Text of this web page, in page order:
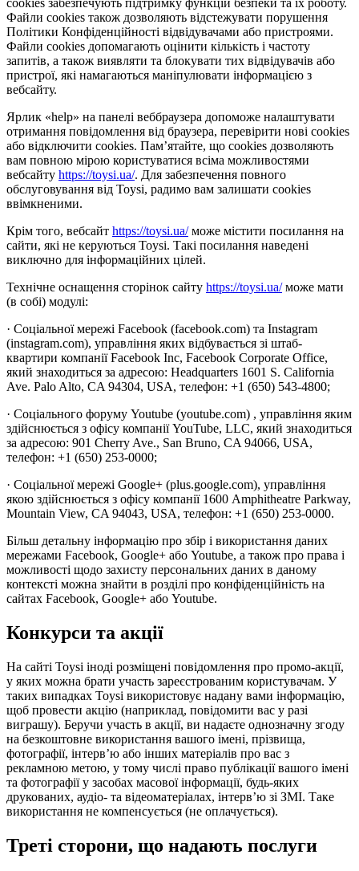
Файли cookies також дозволяють відстежувати порушення
Політики Конфіденційності відвідувачами або пристроями.
Файли cookies допомагають оцінити кількість і частоту
запитів, а також виявляти та блокувати тих відвідувачів або
пристрої, які намагаються маніпулювати інформацією з
вебсайту.
Ярлик «help» на панелі веббраузера допоможе налаштувати
отримання повідомлення від браузера, перевірити нові cookies
або відключити cookies. Пам’ятайте, що cookies дозволяють
вам повною мірою користуватися всіма можливостями
вебсайту https://toysi.ua/. Для забезпечення повного
обслуговування від Toysi, радимо вам залишати cookies
ввімкненими.
Крім того, вебсайт https://toysi.ua/може містити посилання на
сайти, які не керуються Toysi. Такі посилання наведені
виключно для інформаційних цілей.
Технічне оснащення сторінок сайту https://toysi.ua/може мати
(в собі) модулі:
· Соціальної мережі Facebook (facebook.com) та Instagram
(instagram.com), управління яких відбувається зі штаб-
квартири компанії Facebook Inc, Facebook Corporate Office,
який знаходиться за адресою: Headquarters 1601 S. California
Ave. Palo Alto, CA 94304, USA, телефон: +1 (650) 543-4800;
· Соціального форуму Youtube (youtube.com) , управління яким
здійснюється з офісу компанії YouTube, LLC, який знаходиться
за адресою: 901 Cherry Ave., San Bruno, CA 94066, USA,
телефон: +1 (650) 253-0000;
· Соціальної мережі Google+ (plus.google.com), управління
якою здійснюється з офісу компанії 1600 Amphitheatre Parkway,
Mountain View, CA 94043, USA, телефон: +1 (650) 253-0000.
Більш детальну інформацію про збір і використання даних
мережами Facebook, Google+ або Youtube, а також про права і
можливості щодо захисту персональних даних в даному
контексті можна знайти в розділі про конфіденційність на
сайтах Facebook, Google+ або Youtube.
Конкурси та акції
На сайті Toysi іноді розміщені повідомлення про промо-акції,
у яких можна брати участь зареєстрованим користувачам. У
таких випадках Toysi використовує надану вами інформацію,
щоб провести акцію (наприклад, повідомити вас у разі
виграшу). Беручи участь в акції, ви надаєте однозначну згоду
на безкоштовне використання вашого імені, прізвища,
фотографії, інтерв’ю або інших матеріалів про вас з
рекламною метою, у тому числі право публікації вашого імені
та фотографії у засобах масової інформації, будь-яких
друкованих, аудіо- та відеоматеріалах, інтерв’ю зі ЗМІ. Таке
використання не компенсується (не оплачується).
Треті сторони, що надають послуги